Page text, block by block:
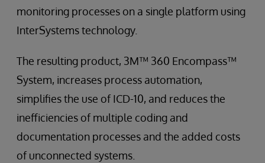
monitoring processes on a single platform using
InterSystems technology.
The resulting product, 3M™ 360 Encompass™
System, increases process automation,
simplifies the use of ICD-10, and reduces the
inefficiencies of multiple coding and
documentation processes and the added costs
of unconnected systems.